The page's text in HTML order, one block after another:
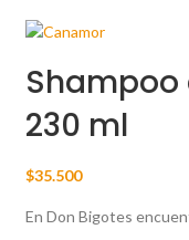
230 ml
$35.500
En Don Bigotes